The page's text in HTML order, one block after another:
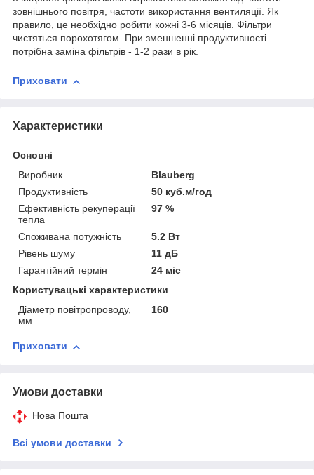
зовнішнього повітря, частоти використання вентиляції. Як
правило, це необхідно робити кожні 3-6 місяців. Фільтри
чистяться порохотягом. При зменшенні продуктивності
потрібна заміна фільтрів - 1-2 рази в рік.
Приховати
Характеристики
Основні
Виробник
Blauberg
Продуктивність
50 куб.м/год
Ефективність рекуперації
тепла
97 %
Споживана потужність
5.2 Вт
Рівень шуму
11 дБ
Гарантійний термін
24 міс
Користувацькi характеристики
Діаметр повітропроводу,
мм
160
Приховати
Умови доставки
Нова Пошта
Всі умови доставки